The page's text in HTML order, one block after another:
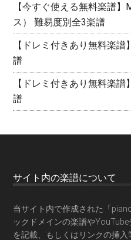
【今すぐ使える無料楽譜
ス） 難易度別全3楽譜
【ドレミ付きあり無料楽
譜
【ドレミ付きあり無料楽
譜
サイト内の楽譜について
当サイト内で作成された「
ックドメインの楽譜や
を記載、もしくはリンクの挿